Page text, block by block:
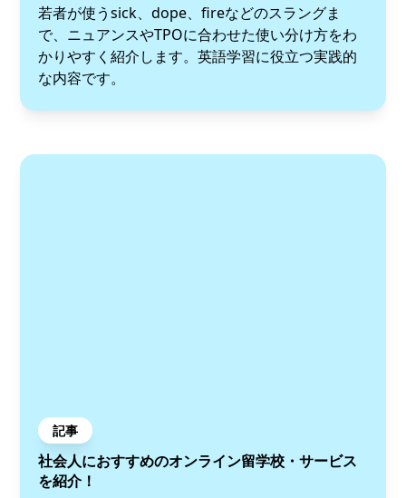
若者が使うsick、dope、fireなどのスラングま
で、ニュアンスやTPOに合わせた使い分け方をわ
かりやすく紹介します。英語学習に役立つ実践的
な内容です。
記事
社会人におすすめのオンライン留学校・サービス
を紹介！